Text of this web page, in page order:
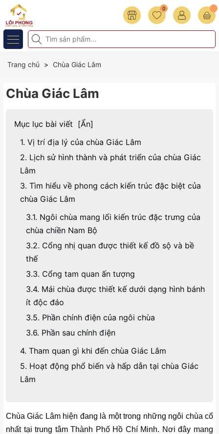
0
Trang chủ Chùa Giác Lâm
Chùa Giác Lâm
Mục lục bài viết [Ẩn]
1. Vị trí địa lý của chùa Giác Lâm
2. Lịch sử hình thành và phát triển của chùa Giác
Lâm
3. Tìm hiểu về phong cách kiến trúc đặc biệt của
chùa Giác Lâm
3.1. Ngôi chùa mang lối kiến trúc đặc trưng của
chùa chiền Nam Bộ
3.2. Cổng nhị quan được thiết kế đồ sộ và bề
thế
3.3. Cổng tam quan ấn tượng
3.4. Mái chùa được thiết kế dưới dạng hình bánh
ít độc đáo
3.5. Phần chính điện của ngôi chùa
3.6. Phần sau chính điện
4. Tham quan gì khi đến chùa Giác Lâm
5. Hoạt động phổ biến và hấp dẫn tại chùa Giác
Lâm
Chùa Giác Lâm hiện đang là một trong những ngôi chùa cổ
nhất tại trung tâm Thành Phố Hồ Chí Minh. Nơi đây mang